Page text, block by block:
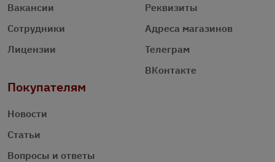
Вакансии
Сотрудники
Лицензии
Реквизиты
Адреса магазинов
Телеграм
ВКонтакте
Покупателям
Новости
Статьи
Вопросы и ответы